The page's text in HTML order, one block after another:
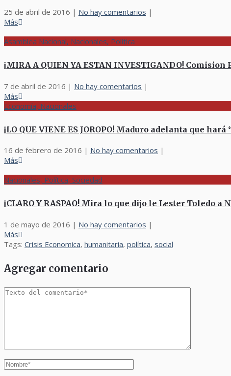
25 de abril de 2016 | No hay comentarios |
Más
Asamblea Nacional, Nacionales, Política
¡MIRA A QUIEN YA ESTAN INVESTIGANDO!
7 de abril de 2016 | No hay comentarios |
Más
Economía, Nacionales
¡LO QUE VIENE ES JOROPO! Maduro adelanta que
16 de febrero de 2016 | No hay comentarios |
Más
Nacionales, Política, Sociedad
¡CLARO Y RASPAO! Mira lo que dijo le Lester Toledo a
1 de mayo de 2016 | No hay comentarios |
Más
Tags: Crisis Economica, humanitaria, política, social
Agregar comentario